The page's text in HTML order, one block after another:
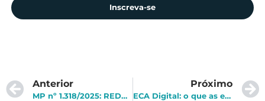
Inscreva-se
Anterior
MP nº 1.318/2025: REDATA cria incentivos fiscais para datacenters e exportação de serviços de TI
Próximo
ECA Digital: o que as empresas precisam saber sobre o novo marco de proteção de crianças e adolescentes na internet